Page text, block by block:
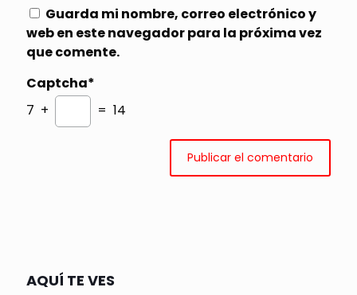
Guarda mi nombre, correo electrónico y
web en este navegador para la próxima vez
que comente.
Captcha*
7 +
= 14
AQUÍ TE VES